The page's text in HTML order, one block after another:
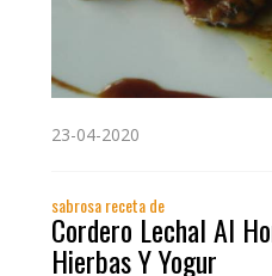
23-04-2020
sabrosa receta de
Cordero Lechal Al
Hierbas Y Yogur